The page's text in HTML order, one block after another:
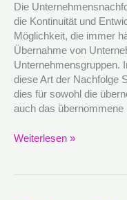
Die
die Kontinuität und
Möglichkeit, die immer
Übernahme von
Unternehmensgruppen.
diese Art der Nachfolge
dies für sowohl die
auch das übernommene
Weiterlesen »